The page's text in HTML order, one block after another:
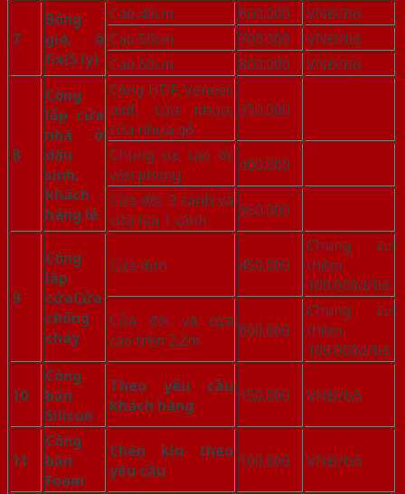
7
Bông
gió, ô
fix(5 ly)
Cao 40cm 600.000
VNĐ/bộ
Cao 50cm
700.000
VNĐ/bộ
Cao 60cm
800.000 VNĐ/bộ
8
Công
lắp cửa
nhà ở
dân
sinh,
khách
hàng lẻ
Công HDF, Veneer,
mdf, cửa nhựa,
cửa nhựa gỗ
350.000
Chung cư, cao ốc
văn phòng
400.000
Cửa đôi 2 cánh và
cửa lùa 1 cánh
550.000
9
Công
lắp
cửaCửa
chống
cháy
Cửa đơn 450.000
Chung cư
thêm
100.000đ/bộ
Cửa đôi và cửa
cao trên 2.2m
600.000
Chung cư
thêm
100.000đ/bộ
10
Công
bắn
Silicon
Theo yêu cầu
khách hàng
150.000 VNĐ/bộ
11
Công
bắn
Foam
Chèn kín theo
yêu cầu
100.000 VNĐ/bộ